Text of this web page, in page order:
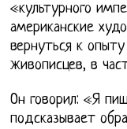
«культурного
американские
вернуться к
живописцев, в
Он говорил: «Я
подсказывает